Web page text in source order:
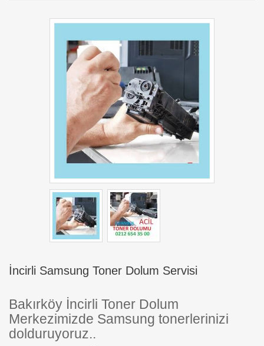
İncirli Samsung Toner Dolum Servisi
Bakırköy İncirli Toner Dolum
Merkezimizde Samsung tonerlerinizi
dolduruyoruz..